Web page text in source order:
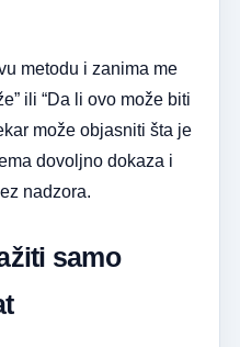
metodu i zanima me
ili “Da li ovo može biti
može objasniti šta je
dovoljno dokaza i
nadzora.
samo